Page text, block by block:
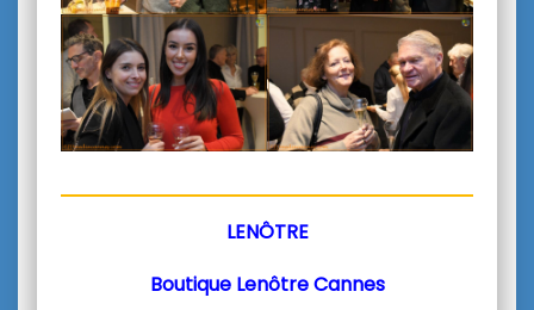
LENÔTRE
Boutique Lenôtre Cannes